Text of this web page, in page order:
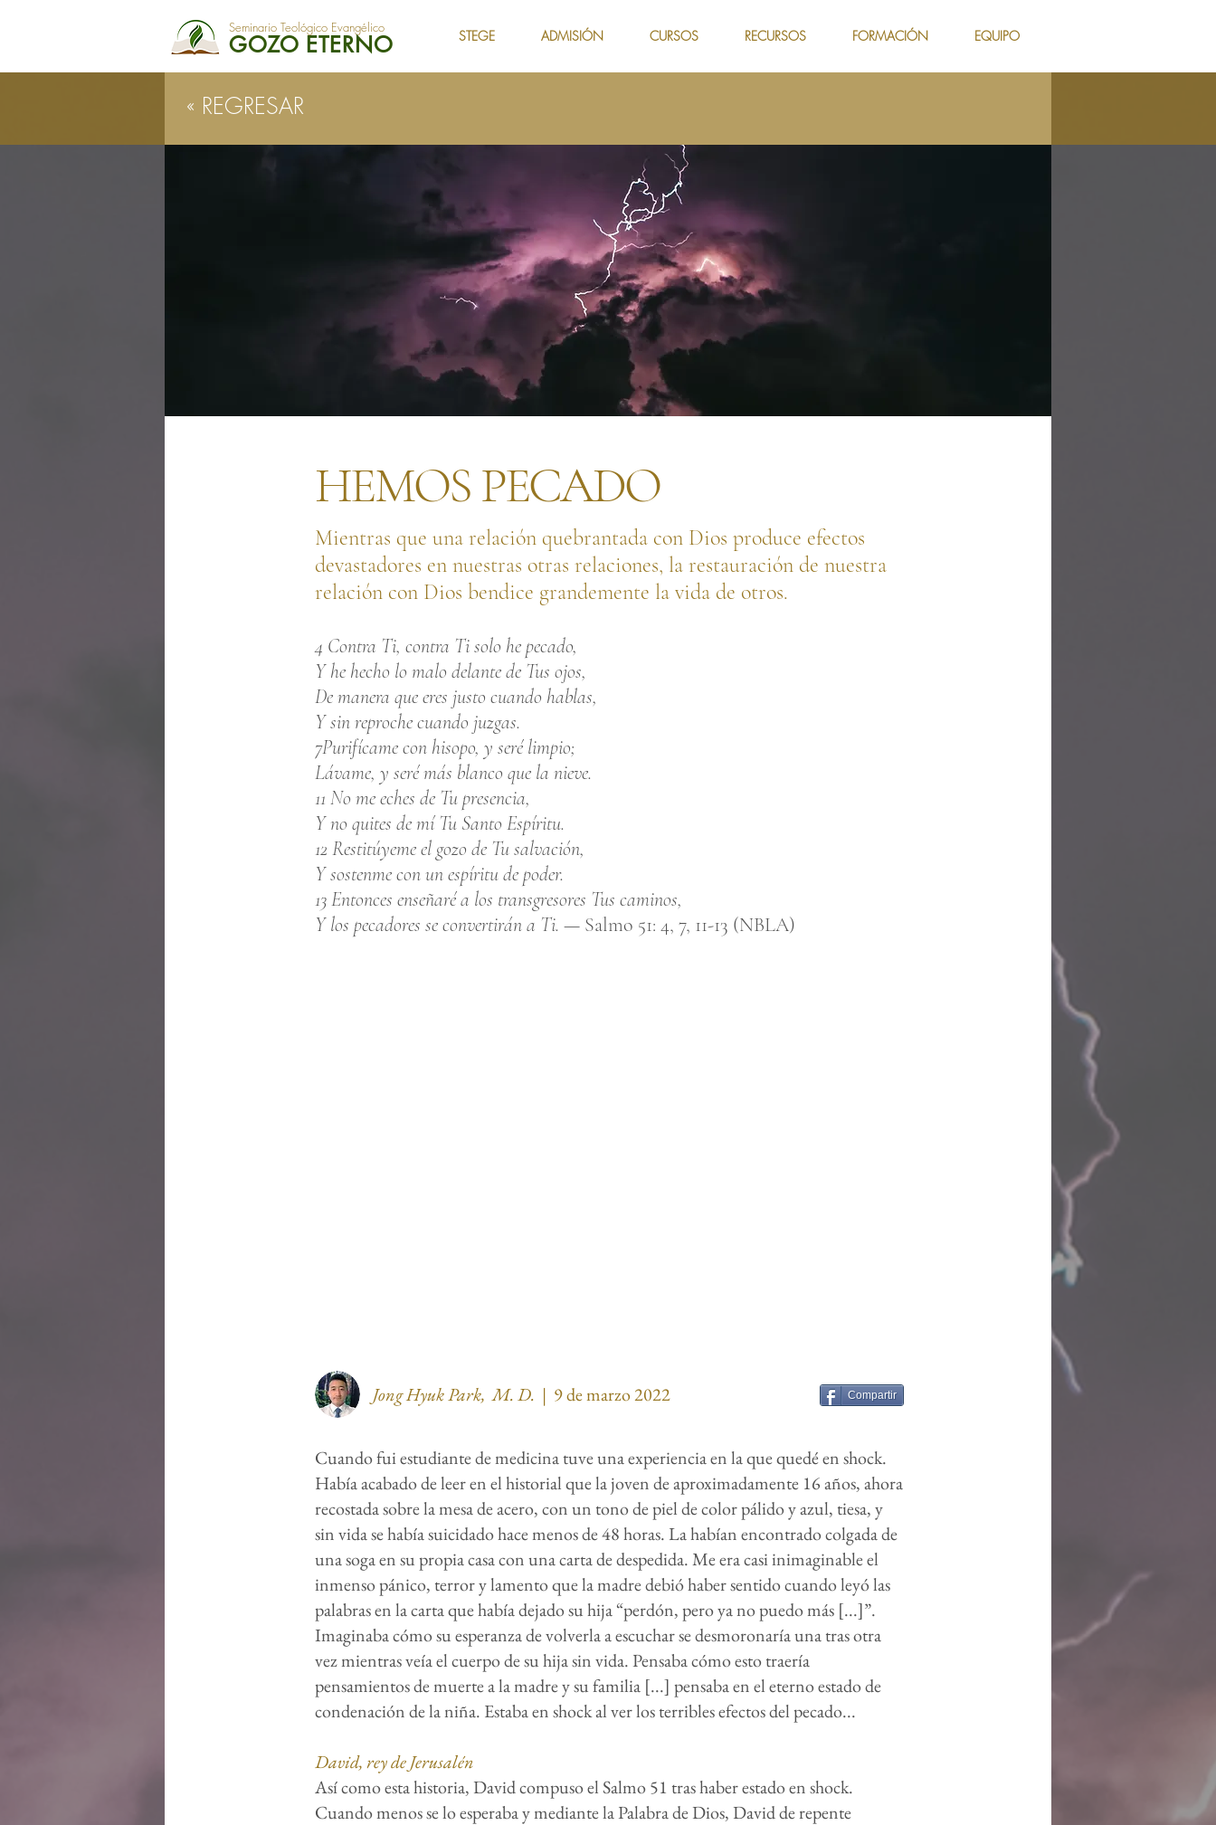
Seminario Teológico Evangélico
GOZO ETERNO STEGE ADMISIÓN CURSOS RECURSOS FORMACIÓN EQUIPO
HEMOS PECADO
Mientras que una relación quebrantada con Dios produce efectos
devastadores en nuestras otras relaciones, la restauración de nuestra
relación con Dios bendice grandemente la vida de otros.
4 Contra Ti, contra Ti solo he pecado,
Y he hecho lo malo delante de Tus ojos,
De manera que eres justo cuando hablas,
Y sin reproche cuando juzgas.
7Purifícame con hisopo, y seré limpio;
Lávame, y seré más blanco que la nieve.
11 No me eches de Tu presencia,
Y no quites de mí Tu Santo Espíritu.
12 Restitúyeme el gozo de Tu salvación,
Y sostenme con un espíritu de poder.
13 Entonces enseñaré a los transgresores Tus caminos,
Y los pecadores se convertirán a Ti. — Salmo 51: 4, 7, 11-13 (NBLA)
Jong Hyuk Park, M. D. | 9 de marzo2022 Compartir
Cuando fui estudiante de medicina tuve una experiencia en la que quedé en shock.
Había acabado de leer en el historial que la joven de aproximadamente 16 años, ahora
recostada sobre la mesa de acero, con un tono de piel de color pálido y azul, tiesa, y
sin vida se había suicidado hace menos de 48 horas. La habían encontrado colgada de
una soga en su propia casa con una carta de despedida. Me era casi inimaginable el
inmenso pánico, terror y lamento que la madre debió haber sentido cuando leyó las
palabras en la carta que había dejado su hija “perdón, pero ya no puedo más [...]”.
Imaginaba cómo su esperanza de volverla a escuchar se desmoronaría una tras otra
vez mientras veía el cuerpo de su hija sin vida. Pensaba cómo esto traería
pensamientos de muerte a la madre y su familia [...] pensaba en el eterno estado de
condenación de la niña. Estaba en shock al ver los terribles efectos del pecado...
David, rey de Jerusalén
Así como esta historia, David compuso el Salmo 51 tras haber estado en shock.
Cuando menos se lo esperaba y mediante la Palabra de Dios, David de repente
« REGRESAR